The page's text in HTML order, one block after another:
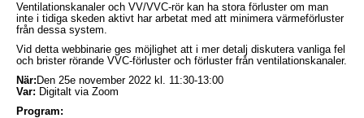
Ventilationskanaler och VV/VVC-rör kan ha stora förluster om man
inte i tidiga skeden aktivt har arbetat med att minimera värmeförluster
från dessa system.
Vid detta webbinarie ges möjlighet att i mer detalj diskutera vanliga fel
och brister rörande VVC-förluster och förluster från ventilationskanaler.
När: Den 25e november 2022 kl. 11:30-13:00
Var: Digitalt via Zoom
Program: